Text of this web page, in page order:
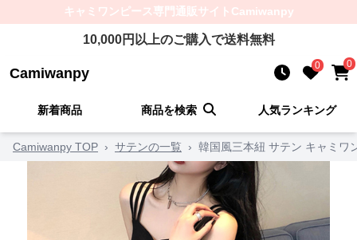
キャミワンピース専門通販サイト Camiwanpy
10,000円以上のご購入で送料無料
Camiwanpy 0 0
新着商品 商品を検索 人気ランキング
Camiwanpy TOP › サテンの一覧 › 韓国風三本紐 サテン キャミワ